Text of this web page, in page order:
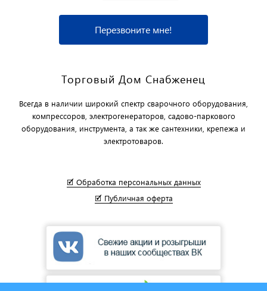
Перезвоните мне!
Торговый Дом Снабженец
Всегда в наличии широкий спектр сварочного оборудования,
компрессоров, электрогенераторов, садово-паркового
оборудования, инструмента, а так же сантехники, крепежа и
электротоваров.
🗹 Обработка персональных данных
🗹 Публичная оферта